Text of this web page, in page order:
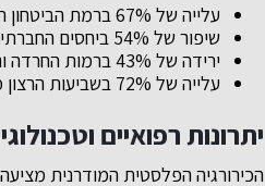
עלייה של 67% ברמת הביטחון העצמי
שיפור של 54% ביחסים החברתיים
ירידה של 43% ברמות החרדה והדיכאון
עלייה של 72% בשביעות הרצון מהמראה החיצוני
יתרונות רפואיים
הכירורגיה הפלסטית המודרנית